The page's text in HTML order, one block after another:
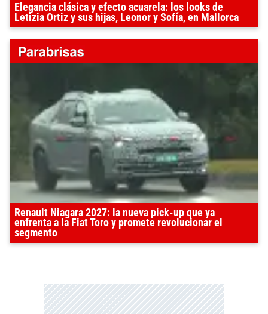
Elegancia clásica y efecto acuarela: los looks de
Letizia Ortiz y sus hijas, Leonor y Sofía, en Mallorca
Renault Niagara 2027: la nueva pick-up que ya
enfrenta a la Fiat Toro y promete revolucionar el
segmento